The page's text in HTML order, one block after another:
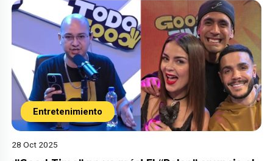
Entretenimiento
28 Oct 2025